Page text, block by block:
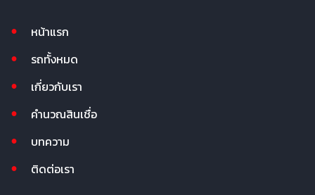
หน้าแรก
รถทั้งหมด
เกี่ยวกับเรา
คำนวณสินเชื่อ
บทความ
ติดต่อเรา